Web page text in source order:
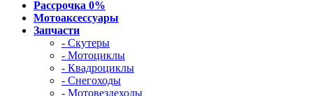
Рассрочка 0%
Мотоаксессуары
Запчасти
- Скутеры
- Мотоциклы
- Квадроциклы
- Снегоходы
- Мотовездеходы